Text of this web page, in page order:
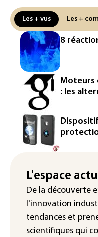
attendue en
L'Autriche bat
chaleur pour le
Inde : Meta
le retrait d'une
La défense,
un secteur
France : prison
"bannissement
streamers
IA : Mythos 5
fausses
Royaume-Uni
Les + vus Les +
8
Moteurs
: les
L'espace
De la découverte
l'innovation
tendances et
scientifiques qui